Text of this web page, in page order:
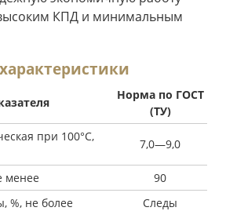
КПД и минимальным
Норма по ГОСТ
(ТУ)
при 100°С,
7,0—9,0
менее
90
%, не более
Следы